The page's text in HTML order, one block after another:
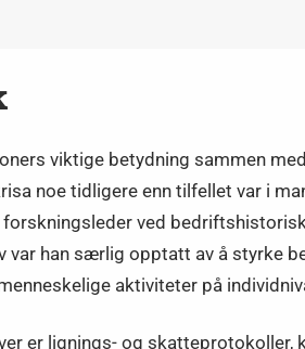
viktige betydning sammen
noe tidligere enn tilfellet var i
ved
han særlig opptatt av å styrke
aktiviteter på
er lignings- og